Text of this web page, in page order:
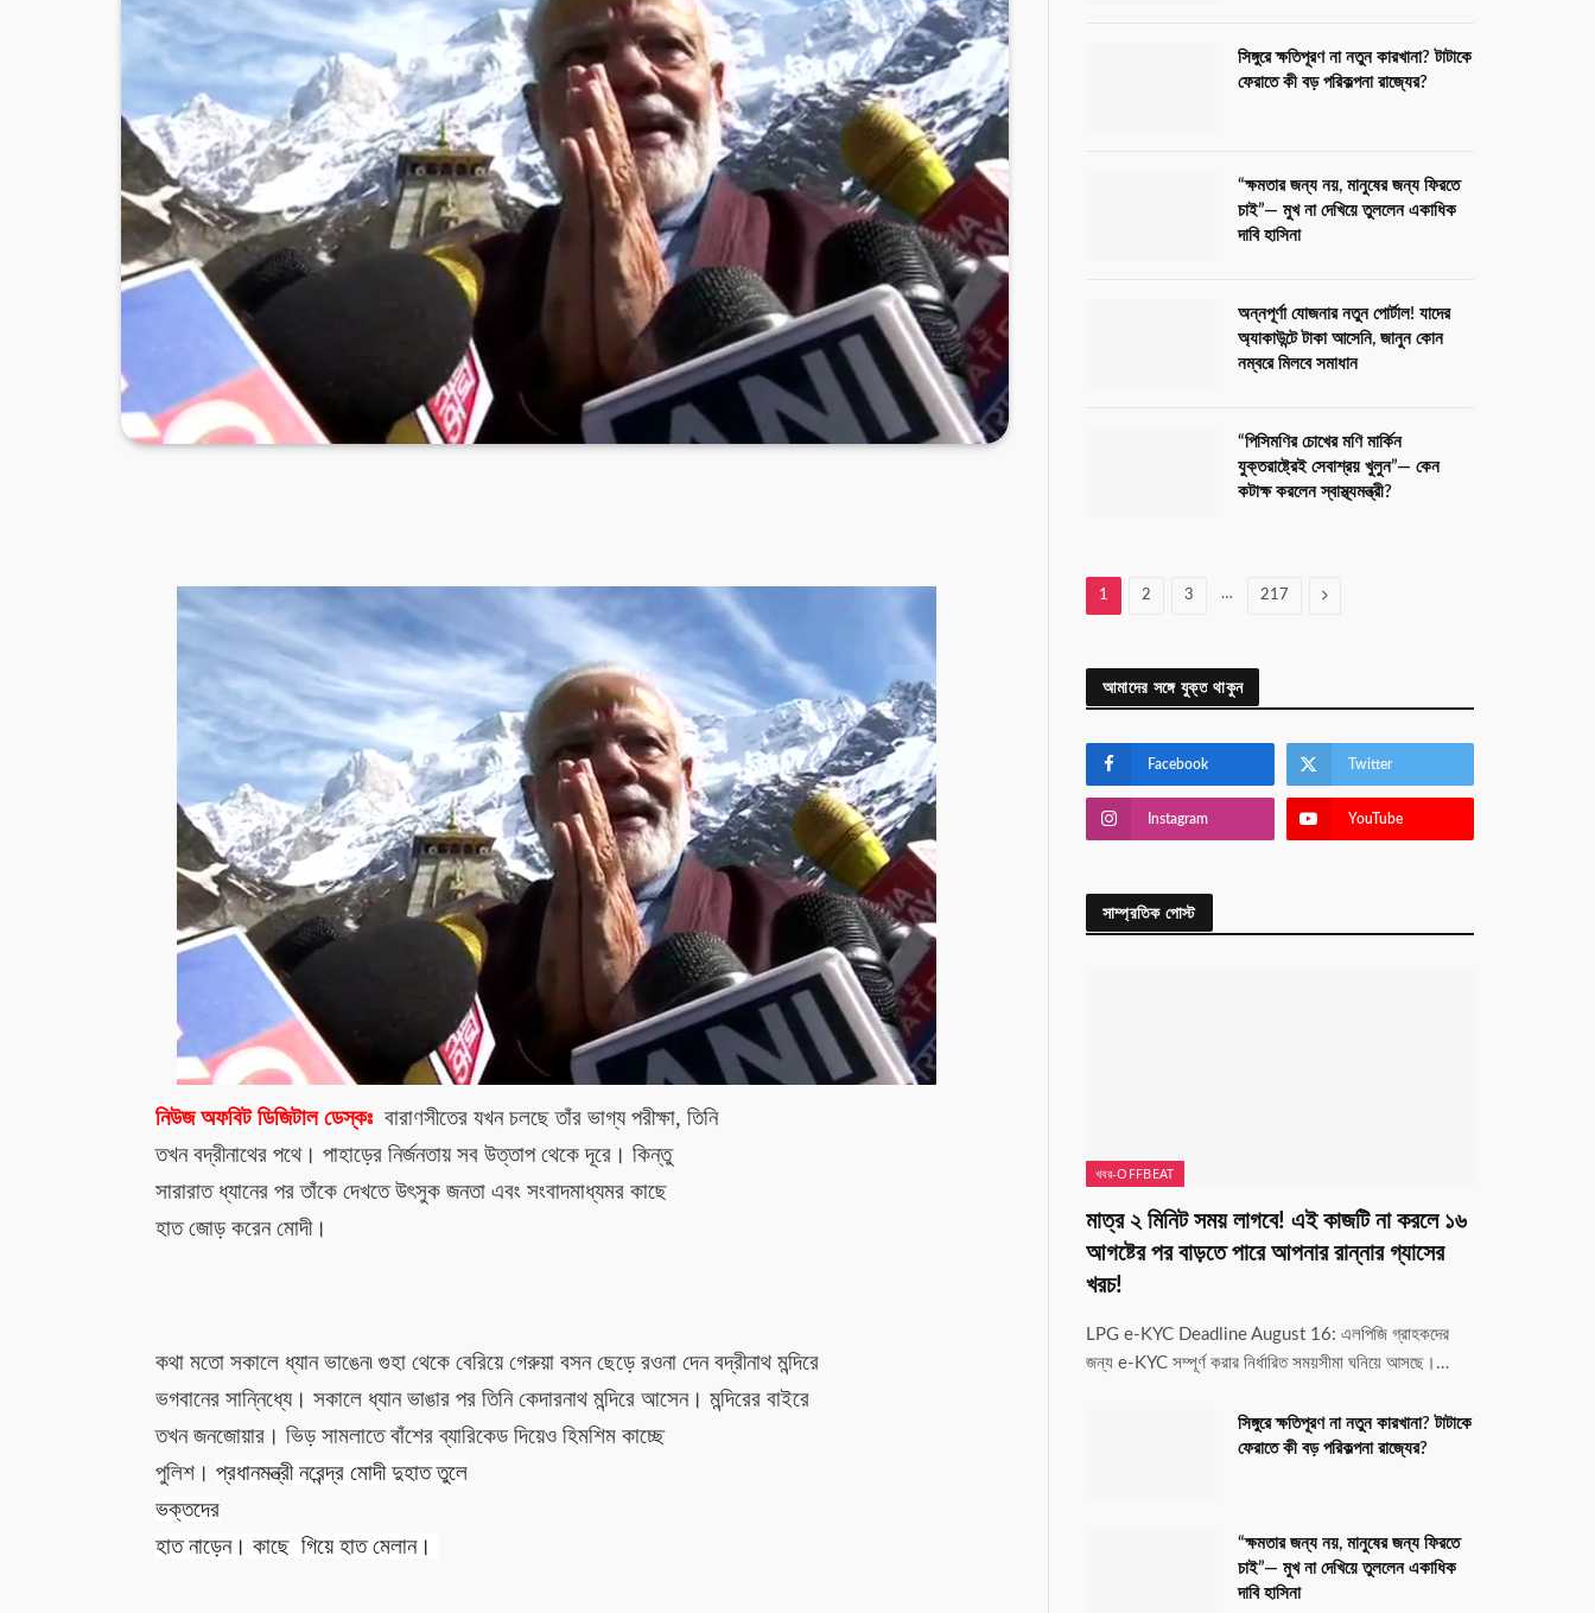
নিউজ অফবিট ডিজিটাল ডেস্কঃ বারাণসীতের যখন চলছে তাঁর ভাগ্য পরীক্ষা, তিনি
তখনবদ্রীনাথের পথে। পাহাড়ের নির্জনতায় সব উত্তাপ থেকে দূরে। কিন্তু
সারারাত ধ্যানের পরতাঁকে দেখতে উৎসুক জনতা এবং সংবাদমাধ্যমর কাছে
হাত জোড় করেন মোদী।
কথামতো সকালে ধ্যান ভাঙেন৷ গুহা থেকে বেরিয়ে গেরুয়া বসন ছেড়ে রওনা দেন বদ্রীনাথ মন্দিরে
ভগবানের সান্নিধ্যে। সকালে ধ্যান ভাঙার পর তিনি কেদারনাথ মন্দিরে আসেন। মন্দিরের বাইরে
তখন জনজোয়ার। ভিড় সামলাতেবাঁশের ব্যারিকেড দিয়েও হিমশিম কাচ্ছে
পুলিশ।প্রধানমন্ত্রী নরেন্দ্র মোদী দুহাত তুলে
ভক্তদের
হাত নাড়েন। কাছে গিয়ে হাত মেলান।
সিঙ্গুরে ক্ষতিপূরণ না নতুন কারখানা? টাটাকে
ফেরাতে কী বড় পরিকল্পনা রাজ্যের?
“ক্ষমতার জন্য নয়, মানুষের জন্য ফিরতে
চাই”— মুখ না দেখিয়ে তুললেন একাধিক
দাবি হাসিনা
অন্নপূর্ণা যোজনার নতুন পোর্টাল! যাদের
অ্যাকাউন্টে টাকা আসেনি, জানুন কোন
নম্বরে মিলবে সমাধান
“পিসিমণির চোখের মণি মার্কিন
যুক্তরাষ্ট্রেই সেবাশ্রয় খুলুন”— কেন
কটাক্ষ করলেন স্বাস্থ্যমন্ত্রী?
1 2 3 … 217 Next
আমাদের সঙ্গে যুক্ত থাকুন
Facebook Twitter
Instagram YouTube
সাম্প্রতিক পোস্ট
খবর-OFFBEAT
মাত্র ২ মিনিট সময় লাগবে! এই কাজটি না করলে ১৬
আগষ্টের পর বাড়তে পারে আপনার রান্নার গ্যাসের
খরচ!
LPG e-KYC Deadline August 16: এলপিজি গ্রাহকদের
জন্য e-KYC সম্পূর্ণ করার নির্ধারিত সময়সীমা ঘনিয়ে আসছে।…
সিঙ্গুরে ক্ষতিপূরণ না নতুন কারখানা? টাটাকে
ফেরাতে কী বড় পরিকল্পনা রাজ্যের?
“ক্ষমতার জন্য নয়, মানুষের জন্য ফিরতে
চাই”— মুখ না দেখিয়ে তুললেন একাধিক
দাবি হাসিনা